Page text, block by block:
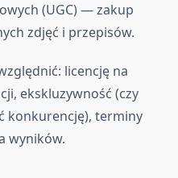
(UGC) — zakup
zdjęć i przepisów.
licencję na
ekskluzywność (czy
konkurencję), terminy
wyników.